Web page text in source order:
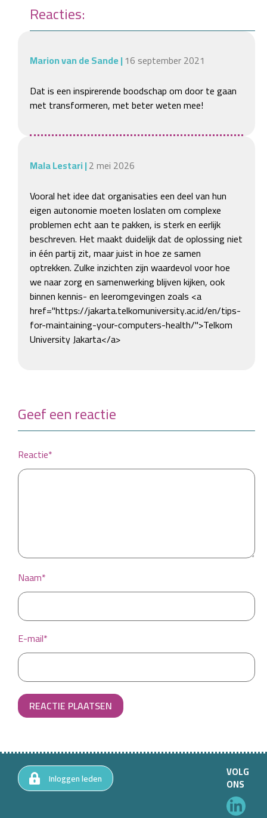
Reacties:
Marion van de Sande|16 september 2021
Dat is een inspirerende boodschap om door te gaan
met transformeren, met beter weten mee!
Mala Lestari|2 mei 2026
Vooral het idee dat organisaties een deel van hun
eigen autonomie moeten loslaten om complexe
problemen echt aan te pakken, is sterk en eerlijk
beschreven. Het maakt duidelijk dat de oplossing niet
in één partij zit, maar juist in hoe ze samen
optrekken. Zulke inzichten zijn waardevol voor hoe
we naar zorg en samenwerking blijven kijken, ook
binnen kennis- en leeromgevingen zoals <a
href="https://jakarta.telkomuniversity.ac.id/en/tips-
for-maintaining-your-computers-health/">Telkom
University Jakarta</a>
Geef een reactie
Reactie*
Naam*
E-mail*
REACTIE PLAATSEN
Inloggen leden VOLG
ONS